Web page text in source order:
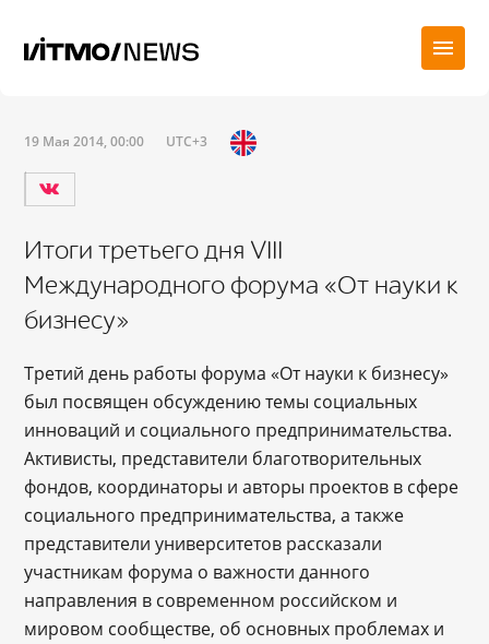
19 Мая 2014, 00:00 UTC+3
Итоги третьего дня VIII
Международного форума «От науки к
бизнесу»
Третий день работы форума «От науки к бизнесу»
был посвящен обсуждению темы социальных
инноваций и социального предпринимательства.
Активисты, представители благотворительных
фондов, координаторы и авторы проектов в сфере
социального предпринимательства, а также
представители университетов рассказали
участникам форума о важности данного
направления в современном российском и
мировом сообществе, об основных проблемах и